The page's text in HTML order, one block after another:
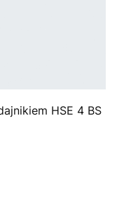
HSE 4 BS